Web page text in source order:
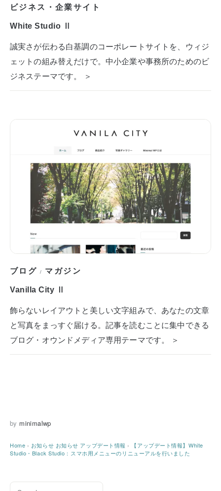
ビジネス・企業サイト
White Studio Ⅱ
誠実さが伝わる白基調のコーポレートサイトを、ウィジ
ェットの組み替えだけで。中小企業や事務所のためのビ
ジネステーマです。 ＞
ブログ / マガジン
Vanilla City Ⅱ
飾らないレイアウトと美しい文字組みで、あなたの文章
と写真をまっすぐ届ける。記事を読むことに集中できる
ブログ・オウンドメディア専用テーマです。 ＞
by minimalwp
Home › お知らせ お知らせ アップデート情報 ›
【アップデート情報】White
Studio・Black Studio：スマホ用メニューのリニューアルを行いました